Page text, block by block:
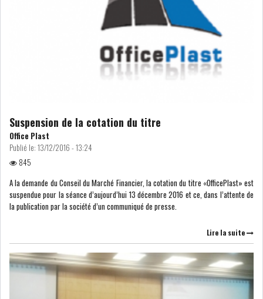
FISCALITÉ : LONGUE LISTE
BOURSE DE TUNIS : UN OUTIL
DE FINANCEMEN...
Suspension de la cotation du titre
Office Plast
Publié le: 13/12/2016 - 13:24
845
A la demande du Conseil du Marché Financier, la cotation du titre «OfficePlast» est
suspendue pour la séance d’aujourd’hui 13 décembre 2016 et ce, dans l’attente de
la publication par la société d’un communiqué de presse.
Lire la suite